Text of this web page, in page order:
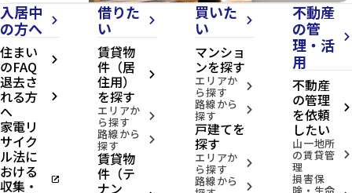
入居中
の方へ
arrow_forward_ios
住まい
のFAQ arrow_forward_ios
退去さ
れる方
へ
arrow_forward_ios
家電リ
サイク
ル法に
おける
収集・ open_in_new
借りた
い
arrow_forward_ios
賃貸物
件（居
住用）
を探す
arrow_forward_ios
エリアか
ら探す arrow_forward_ios
路線から
探す arrow_forward_ios
賃貸物
件（テ
ナン
買いた
い
arrow_forward_ios
マンショ
ンを探す
エリアか
ら探す arrow_forward_ios
路線から
探す arrow_forward_ios
戸建てを
探す
エリアか
ら探す arrow_forward_ios
路線から arrow_forward_ios
不動産
の管
理・活
用
arrow_forward_ios
不動産
の管理
を依頼
したい
arrow_forward_ios
山一地所
の賃貸管
理
arrow_forward_ios
損害保
険・生命